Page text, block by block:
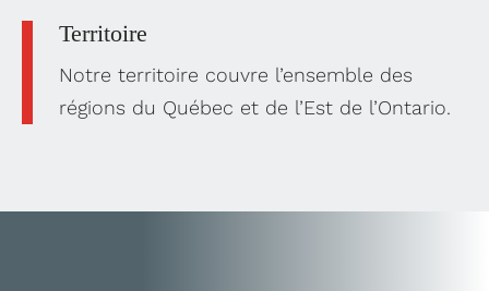
Territoire
Notre territoire couvre l’ensemble des
régions du Québec et de l’Est de l’Ontario.